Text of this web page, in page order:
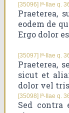
[35096] Iª-IIae q.
Praeterea,
eodem de
Ergo dolor
[35097] Iª-IIae q.
Praeterea,
sicut et
dolor vel
[35098] Iª-IIae q.
Sed contra